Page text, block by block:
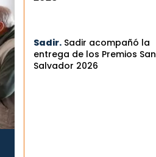
Sadir. Sadir acompañó la
entrega de los Premios San
Salvador 2026